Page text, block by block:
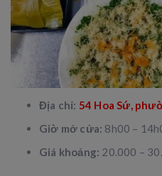
Địa chỉ: 54 Hoa Sứ,
Giờ mở cửa: 8h00 –
Giá khoảng: 20.000 –